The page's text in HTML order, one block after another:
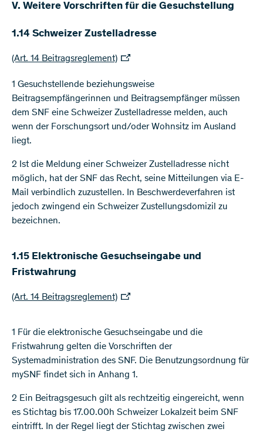
V. Weitere Vorschriften für die Gesuchstellung
1.14 Schweizer Zustelladresse
(Art. 14 Beitragsreglement)
1 Gesuchstellende beziehungsweise
Beitragsempfängerinnen und Beitragsempfänger müssen
dem SNF eine Schweizer Zustelladresse melden, auch
wenn der Forschungsort und/oder Wohnsitz im Ausland
liegt.
2 Ist die Meldung einer Schweizer Zustelladresse nicht
möglich, hat der SNF das Recht, seine Mitteilungen via E-
Mail verbindlich zuzustellen. In Beschwerdeverfahren ist
jedoch zwingend ein Schweizer Zustellungsdomizil zu
bezeichnen.
1.15 Elektronische Gesuchseingabe und
Fristwahrung
(Art. 14 Beitragsreglement)
1 Für die elektronische Gesuchseingabe und die
Fristwahrung gelten die Vorschriften der
Systemadministration des SNF. Die Benutzungsordnung für
mySNF findet sich in Anhang 1.
2 Ein Beitragsgesuch gilt als rechtzeitig eingereicht, wenn
es Stichtag bis 17.00.00h Schweizer Lokalzeit beim SNF
eintrifft. In der Regel liegt der Stichtag zwischen zwei